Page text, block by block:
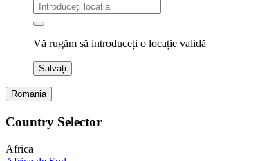
Vă rugăm să introduceți o locație validă
Salvați
Romania
Country Selector
Africa